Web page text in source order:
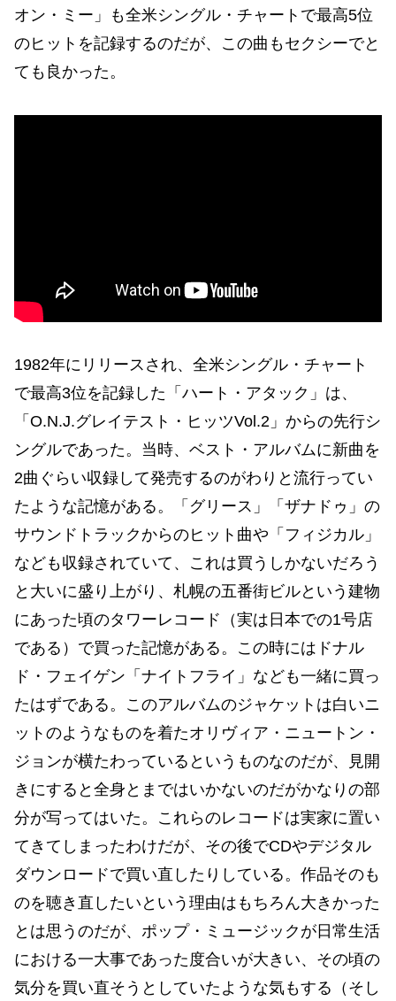
オン・ミー」も全米シングル・チャートで最高5位
のヒットを記録するのだが、この曲もセクシーでと
ても良かった。
1982年にリリースされ、全米シングル・チャート
で最高3位を記録した「ハート・アタック」は、
「O.N.J.グレイテスト・ヒッツVol.2」からの先行シ
ングルであった。当時、ベスト・アルバムに新曲を
2曲ぐらい収録して発売するのがわりと流行ってい
たような記憶がある。「グリース」「ザナドゥ」の
サウンドトラックからのヒット曲や「フィジカル」
なども収録されていて、これは買うしかないだろう
と大いに盛り上がり、札幌の五番街ビルという建物
にあった頃のタワーレコード（実は日本での1号店
である）で買った記憶がある。この時にはドナル
ド・フェイゲン「ナイトフライ」なども一緒に買っ
たはずである。このアルバムのジャケットは白いニ
ットのようなものを着たオリヴィア・ニュートン・
ジョンが横たわっているというものなのだが、見開
きにすると全身とまではいかないのだがかなりの部
分が写ってはいた。これらのレコードは実家に置い
てきてしまったわけだが、その後でCDやデジタル
ダウンロードで買い直したりしている。作品そのも
のを聴き直したいという理由はもちろん大きかった
とは思うのだが、ポップ・ミュージックが日常生活
における一大事であった度合いが大きい、その頃の
気分を買い直そうとしていたような気もする（そし